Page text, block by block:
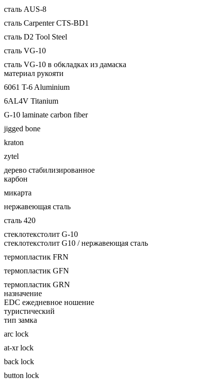
сталь AUS-8
сталь Carpenter CTS-BD1
сталь D2 Tool Steel
сталь VG-10
сталь VG-10 в обкладках из дамаска
материал рукояти
6061 T-6 Aluminium
6AL4V Titanium
G-10 laminate carbon fiber
jigged bone
kraton
zytel
дерево стабилизированное
карбон
микарта
нержавеющая сталь
сталь 420
стеклотекстолит G-10
стеклотекстолит G10 / нержавеющая сталь
термопластик FRN
термопластик GFN
термопластик GRN
назначение
EDC ежедневное ношение
туристический
тип замка
arc lock
at-xr lock
back lock
button lock